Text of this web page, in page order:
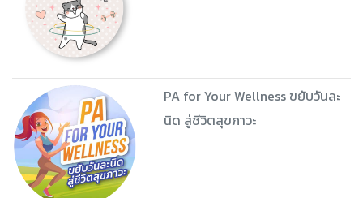
PA for Your Wellness ขยับวันละ
นิด สู่ชีวิตสุขภาวะ